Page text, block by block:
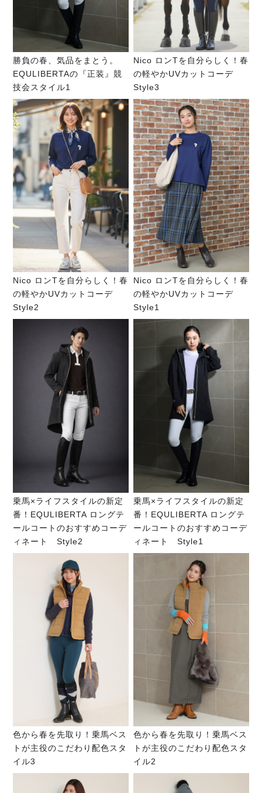
勝負の春、気品をまとう。
EQULIBERTAの『正装』競
技会スタイル1
Nico ロンTを自分らしく！春
の軽やかUVカットコーデ
Style3
Nico ロンTを自分らしく！春
の軽やかUVカットコーデ
Style2
Nico ロンTを自分らしく！春
の軽やかUVカットコーデ
Style1
乗馬×ライフスタイルの新定
番！EQULIBERTA ロングテ
ールコートのおすすめコーデ
ィネート Style2
乗馬×ライフスタイルの新定
番！EQULIBERTA ロングテ
ールコートのおすすめコーデ
ィネート Style1
色から春を先取り！乗馬ベス
トが主役のこだわり配色スタ
イル3
色から春を先取り！乗馬ベス
トが主役のこだわり配色スタ
イル2